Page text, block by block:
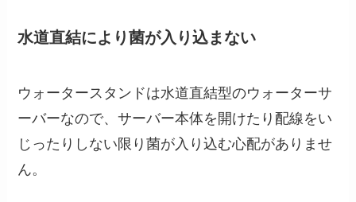
水道直結により菌が入り込まない
ウォータースタンドは水道直結型のウォーターサ
ーバーなので、サーバー本体を開けたり配線をい
じったりしない限り菌が入り込む心配がありませ
ん。